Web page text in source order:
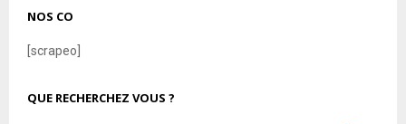
NOS CO
[scrapeo]
QUE RECHERCHEZ VOUS ?